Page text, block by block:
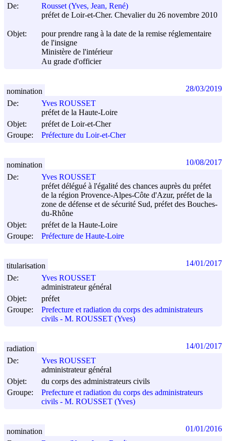
De:
Rousset (Yves, Jean, René)
préfet de Loir-et-Cher. Chevalier du 26 novembre 2010
Objet:
pour prendre rang à la date de la remise réglementaire
de l'insigne
Ministère de l'intérieur
Au grade d'officier
De:
Yves ROUSSET
préfet de la Haute-Loire
Objet:
préfet de Loir-et-Cher
Groupe:
Préfecture du Loir-et-Cher
nomination 28/03/2019
De:
Yves ROUSSET
préfet délégué à l'égalité des chances auprès du préfet
de la région Provence-Alpes-Côte d'Azur, préfet de la
zone de défense et de sécurité Sud, préfet des Bouches-
du-Rhône
Objet:
préfet de la Haute-Loire
Groupe:
Préfecture de Haute-Loire
nomination 10/08/2017
De:
Yves ROUSSET
administrateur général
Objet:
préfet
Groupe:
Prefecture et radiation du corps des administrateurs
civils - M. ROUSSET (Yves)
titularisation 14/01/2017
De:
Yves ROUSSET
administrateur général
Objet:
du corps des administrateurs civils
Groupe:
Prefecture et radiation du corps des administrateurs
civils - M. ROUSSET (Yves)
radiation 14/01/2017
nomination 01/01/2016